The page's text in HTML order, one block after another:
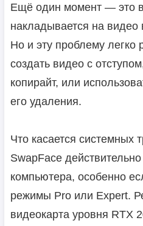
Ещё один момент — это
накладывается на видео
Но и эту проблему легко
создать видео с
копирайт, или
его удаления.
Что касается системных
SwapFace
компьютера, особенно
режимы Pro или Expert.
видеокарта уровня RTX